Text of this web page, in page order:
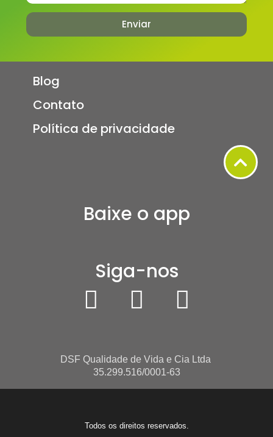
Enviar
Blog
Contato
Política de privacidade
Baixe o app
Siga-nos
DSF Qualidade de Vida e Cia Ltda
35.299.516/0001-63
Todos os direitos reservados.